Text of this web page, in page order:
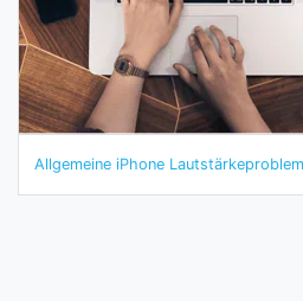
Allgemeine iPhone